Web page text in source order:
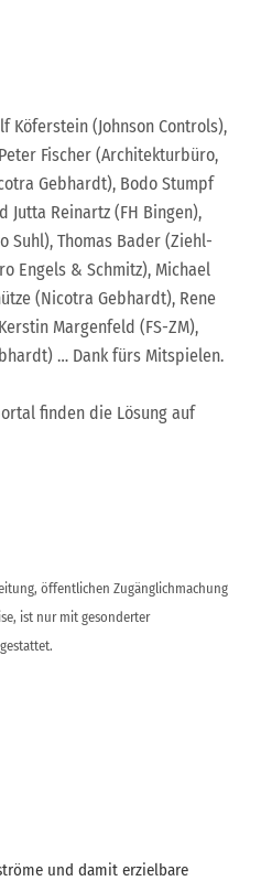
Köferstein (Johnson Controls),
Fischer (Architekturbüro,
Gebhardt), Bodo Stumpf
Jutta Reinartz (FH Bingen),
Suhl), Thomas Bader (Ziehl-
Engels & Schmitz), Michael
(Nicotra Gebhardt), Rene
Margenfeld (FS-ZM),
… Dank fürs Mitspielen.
finden die Lösung auf
öffentlichen Zugänglichmachung
ist nur mit gesonderter
und damit erzielbare